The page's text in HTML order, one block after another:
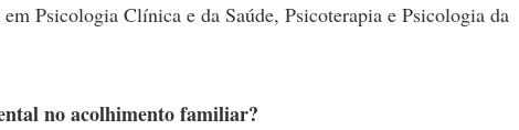
Psicologia Clínica e da Saúde, Psicoterapia e Psicologia da
no acolhimento familiar?